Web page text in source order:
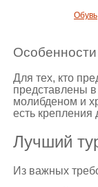
Обувь
Для тех, кто
представлены
молибденом и
есть крепления
Лучший
Из важных